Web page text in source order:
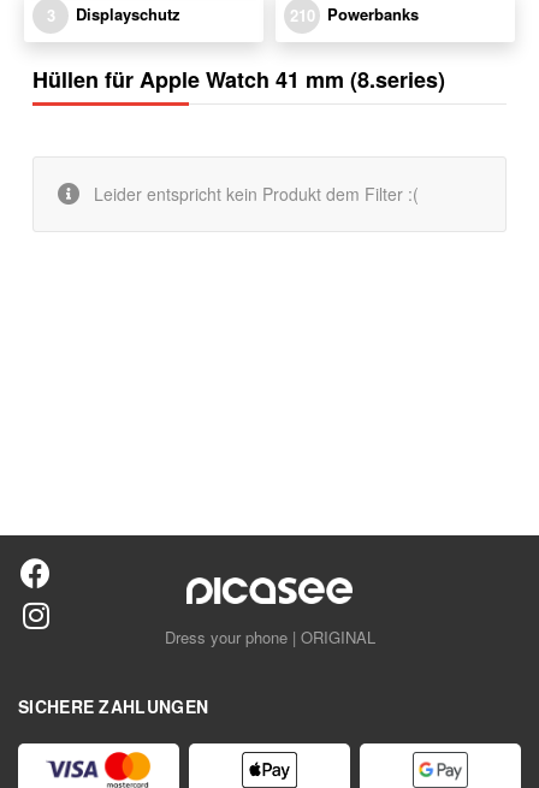
3 Displayschutz 210 Powerbanks
Hüllen für Apple Watch 41 mm (8.series)
Leider entspricht kein Produkt dem Filter :(
Dress your phone | ORIGINAL
SICHERE ZAHLUNGEN